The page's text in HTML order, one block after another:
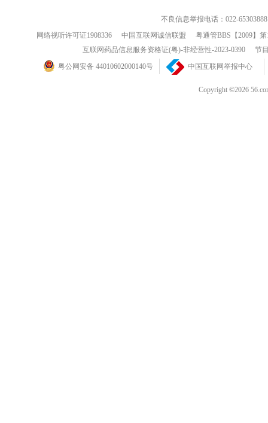
不良信息举报电话：022-65303888
网络视听许可证1908336
中国互联网诚信联盟
粤通管BBS【2009】
互联网药品信息服务资格证(粤)-非经营性-2023-0390
节
粤公网安备 44010602000140号
中国互联网举报中心
Copyright ©2026